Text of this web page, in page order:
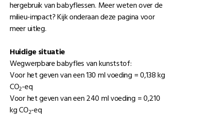
hergebruik van babyflessen. Meer weten over de
milieu-impact? Kijk onderaan deze pagina voor
meer uitleg.
Huidige situatie
Wegwerpbare babyfles van kunststof:
Voor het geven van een 130 ml voeding = 0,138 kg
CO2-eq
Voor het geven van een 240 ml voeding = 0,210
kg CO2-eq